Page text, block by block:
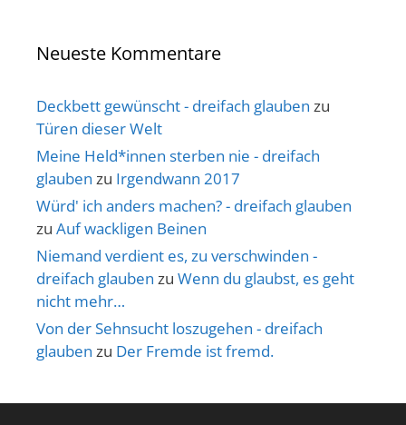
Neueste Kommentare
Deckbett gewünscht - dreifach glauben zu
Türen dieser Welt
Meine Held*innen sterben nie - dreifach
glauben zu Irgendwann 2017
Würd' ich anders machen? - dreifach glauben
zu Auf wackligen Beinen
Niemand verdient es, zu verschwinden -
dreifach glauben zu Wenn du glaubst, es geht
nicht mehr…
Von der Sehnsucht loszugehen - dreifach
glauben zu Der Fremde ist fremd.